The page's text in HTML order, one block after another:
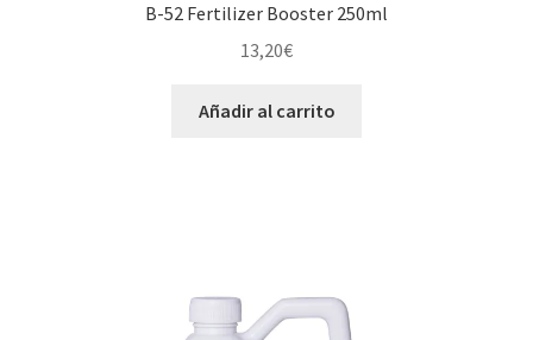
B-52 Fertilizer Booster 250ml
13,20€
Añadir al carrito